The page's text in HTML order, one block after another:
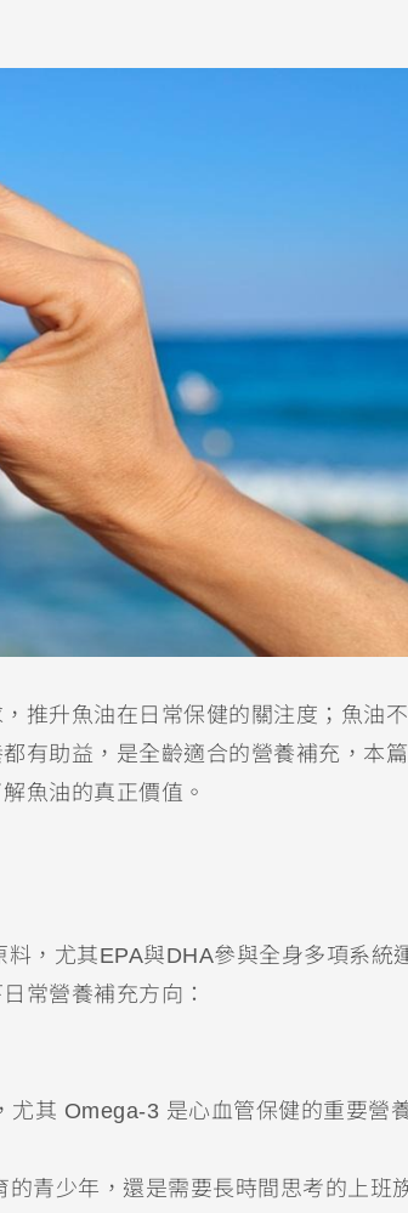
推升魚油在日常保健的關注度；魚油
有助益，是全齡適合的營養補充，本
魚油的真正價值。
，尤其EPA與DHA參與全身多項系統
常營養補充方向：
尤其 Omega-3 是心血管保健的重要營
青少年，還是需要長時間思考的上班